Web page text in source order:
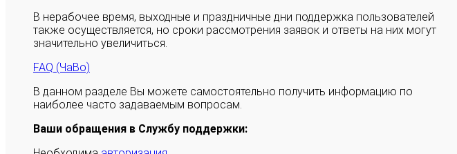
В нерабочее время, выходные и праздничные дни поддержка пользователей
также осуществляется, но сроки рассмотрения заявок и ответы на них могут
значительно увеличиться.
FAQ (ЧаВо)
В данном разделе Вы можете самостоятельно получить информацию по
наиболее часто задаваемым вопросам.
Ваши обращения в Службу поддержки: